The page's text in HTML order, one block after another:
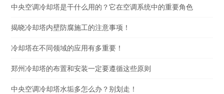
中央空调冷却塔是干什么用的？它在空调系统中的重要角色
揭晓冷却塔内壁防腐施工的注意事项！
冷却塔在不同领域的应用有多重要！
郑州冷却塔的布置和安装一定要遵循这些原则
中央空调冷却塔水垢多怎么办？别划走！